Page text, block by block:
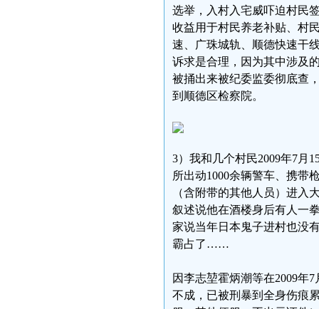
选举，入村入宅威吓迫村民
收益用于村民养老补贴、村
速、广珠城轨、顺德快速干
诉求是合理，因为其中涉及
被捅出来被纪委监委彻底查
到顺德区检察院。
3）我和几个村民2009年7月
所出动1000余辆警车、携带
（含附带的其他人员）进入
叙述说他在酒楼身后有人一
家说当年日本鬼子进村也没
霸占了……
因李志堃霍炳潮等在2009年
不成，已被刑暴到全身伤痕